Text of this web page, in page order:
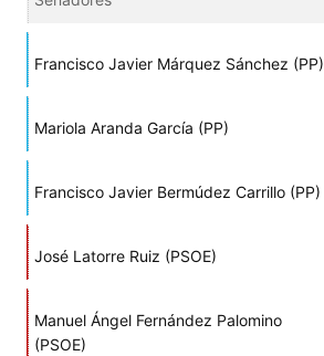
Francisco Javier Márquez Sánchez (PP)
Mariola Aranda García (PP)
Francisco Javier Bermúdez Carrillo (PP)
José Latorre Ruiz (PSOE)
Manuel Ángel Fernández Palomino
(PSOE)